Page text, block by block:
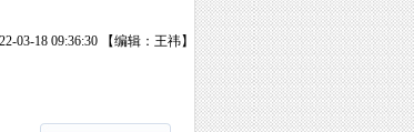
03-18 09:36:30 【编辑：王祎】